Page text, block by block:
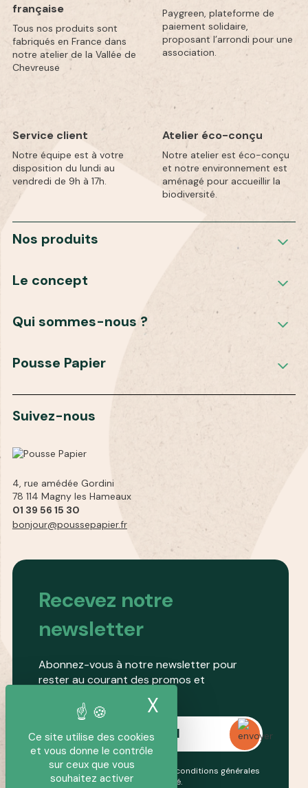
Ce site utilise des cookies
et vous donne le contrôle
sur ceux que vous
souhaitez activer
X
Un beau chantier a été entamé en 2020. Nos
espaces offraient peu de lieux accueillants
pour la faune et la flore.
- Plantation d’une haie champêtre et
comestible
- Installation d’une vigne, un écran solaire
végétal, pour isoler en été notre bâtiment
- Plantation de petits arbres fruitiers et haies
de petits fruits.
- Installation d’une planche d’aromates qui
attire les insectes pollinisateurs
- Installation de ruches et de nichoirs
- Gestion différenciée avec une fauche tardive
française
Tous nos produits sont
fabriqués en France dans
notre atelier de la Vallée de
Chevreuse
Paygreen, plateforme de
paiement solidaire,
proposant l’arrondi pour une
association.
Service client
Notre équipe est à votre
disposition du lundi au
vendredi de 9h à 17h.
Atelier éco-conçu
Notre atelier est éco-conçu
et notre environnement est
aménagé pour accueillir la
biodiversité.
4, rue amédée Gordini
78 114 Magny les Hameaux
01 39 56 15 30
bonjour@poussepapier.fr
Recevez notre
newsletter
Abonnez-vous à notre newsletter pour
rester au courant des promos et
En continuant, vous acceptez nos conditions générales
et notrepolitique de confidentialité.
Nos produits
Le concept
Qui sommes-nous ?
Pousse Papier
Suivez-nous